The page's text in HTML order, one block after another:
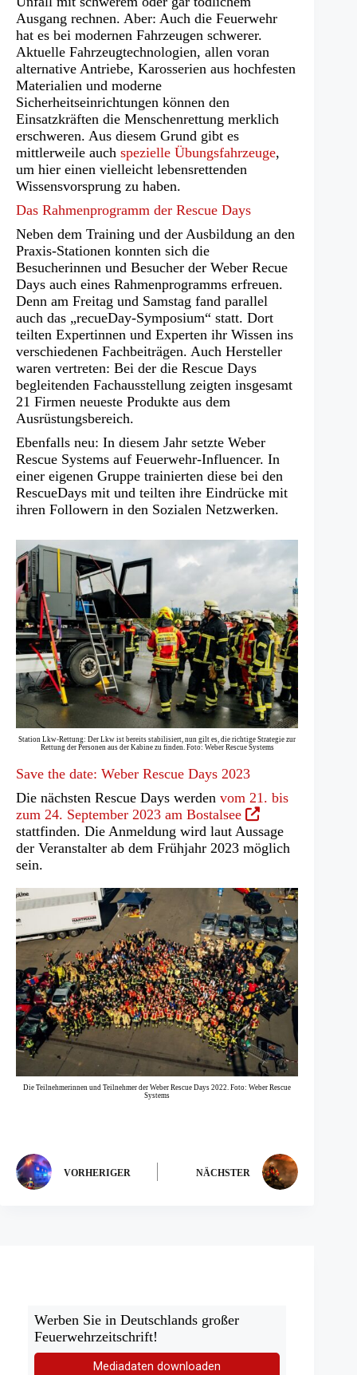
Ausgang rechnen. Aber: Auch die Feuerwehr
hat es bei modernen Fahrzeugen schwerer.
Aktuelle Fahrzeugtechnologien, allen voran
alternative Antriebe, Karosserien aus hochfesten
Materialien und moderne
Sicherheitseinrichtungen können den
Einsatzkräften die Menschenrettung merklich
erschweren. Aus diesem Grund gibt es
mittlerweile auch spezielle Übungsfahrzeuge,
um hier einen vielleicht lebensrettenden
Wissensvorsprung zu haben.
Das Rahmenprogramm der Rescue Days
Neben dem Training und der Ausbildung an den
Praxis-Stationen konnten sich die
Besucherinnen und Besucher der Weber Recue
Days auch eines Rahmenprogramms erfreuen.
Denn am Freitag und Samstag fand parallel
auch das „recueDay-Symposium“ statt. Dort
teilten Expertinnen und Experten ihr Wissen ins
verschiedenen Fachbeiträgen. Auch Hersteller
waren vertreten: Bei der die Rescue Days
begleitenden Fachausstellung zeigten insgesamt
21 Firmen neueste Produkte aus dem
Ausrüstungsbereich.
Ebenfalls neu: In diesem Jahr setzte Weber
Rescue Systems auf Feuerwehr-Influencer. In
einer eigenen Gruppe trainierten diese bei den
RescueDays mit und teilten ihre Eindrücke mit
ihren Followern in den Sozialen Netzwerken.
Station Lkw-Rettung: Der Lkw ist bereits stabilisiert, nun gilt es, die richtige Strategie zur
Rettung der Personen aus der Kabine zu finden. Foto: Weber Rescue Systems
Save the date: Weber Rescue Days 2023
Die nächsten Rescue Days werden vom 21. bis
zum 24. September 2023 am Bostalsee(Öffnet
in
einem
stattfinden. Die Anmeldung wird laut Aussage
der Veranstalter ab dem Frühjahr 2023 möglich
sein.
Die Teilnehmerinnen und Teilnehmer der Weber Rescue Days 2022. Foto: Weber Rescue
Systems
VORHERIGER NÄCHSTER
Werben Sie in Deutschlands großer
Feuerwehrzeitschrift!
Mediadaten downloaden